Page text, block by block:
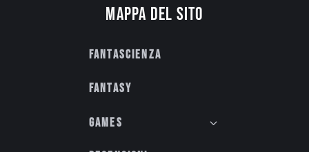
Mappa del sito
Fantascienza
Fantasy
Games